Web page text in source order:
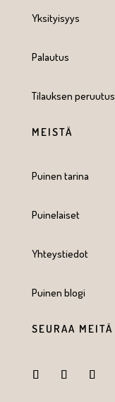
Yksityisyys
Palautus
Tilauksen peruutus
MEISTÄ
Puinen tarina
Puinelaiset
Yhteystiedot
Puinen blogi
SEURAA MEITÄ